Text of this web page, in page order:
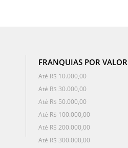
FRANQUIAS POR VALOR
Até R$ 10.000,00
Até R$ 30.000,00
Até R$ 50.000,00
Até R$ 100.000,00
Até R$ 200.000,00
Até R$ 300.000,00